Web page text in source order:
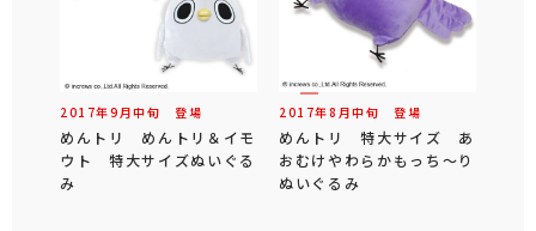
2017年9 月中旬 登場
めんトリ めんトリ＆イモ
ウト 特大サイズぬいぐる
み
2017年8 月中旬 登場
めんトリ 特大サイズ あ
おむけやわらかもっち～り
ぬいぐるみ